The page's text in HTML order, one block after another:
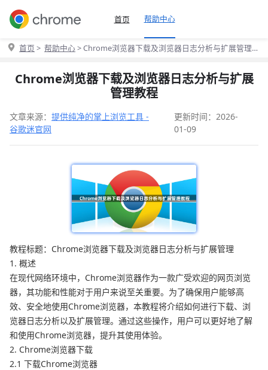
首页 帮助中心
首页 > 帮助中心> Chrome浏览器下载及浏览器日志分析与扩展管理
Chrome浏览器下载及浏览器日志分析与扩展
管理教程
文章来源： 提供纯净的掌上浏览工具 -
谷歌迷官网
更新时间：2026-
01-09
教程标题：Chrome浏览器下载及浏览器日志分析与扩展管理
1. 概述
在现代网络环境中，Chrome浏览器作为一款广受欢迎的网页浏览
器，其功能和性能对于用户来说至关重要。为了确保用户能够高
效、安全地使用Chrome浏览器，本教程将介绍如何进行下载、浏
览器日志分析以及扩展管理。通过这些操作，用户可以更好地了解
和使用Chrome浏览器，提升其使用体验。
2. Chrome浏览器下载
2.1 下载Chrome浏览器